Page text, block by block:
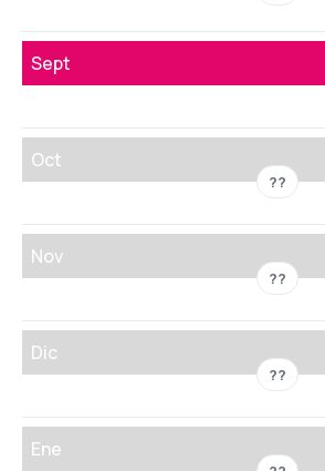
Sept
Oct
??
Nov
??
Dic
??
Ene